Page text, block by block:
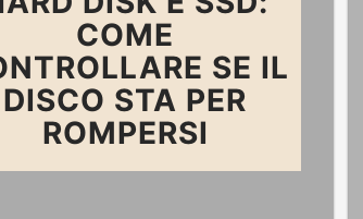
COME
SE IL
DISCO STA PER
ROMPERSI